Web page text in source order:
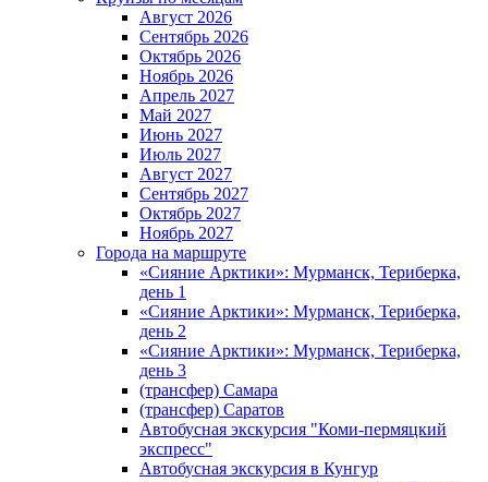
Август 2026
Сентябрь 2026
Октябрь 2026
Ноябрь 2026
Апрель 2027
Май 2027
Июнь 2027
Июль 2027
Август 2027
Сентябрь 2027
Октябрь 2027
Ноябрь 2027
Города на маршруте
«Сияние Арктики»: Мурманск, Териберка,
день 1
«Сияние Арктики»: Мурманск, Териберка,
день 2
«Сияние Арктики»: Мурманск, Териберка,
день 3
(трансфер) Самара
(трансфер) Саратов
Автобусная экскурсия "Коми-пермяцкий
экспресс"
Автобусная экскурсия в Кунгур